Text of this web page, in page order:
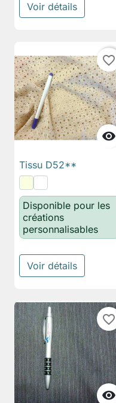
Voir détails

favorite_border
Tissu D52**
Disponible pour les
créations
personnalisables
Voir détails

favorite_border